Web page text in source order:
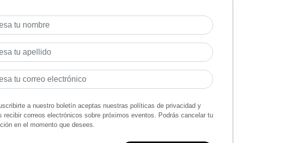
a nuestro boletín aceptas nuestras políticas de privacidad y
recibir correos electrónicos sobre próximos eventos. Podrás cancelar tu
en el momento que desees.